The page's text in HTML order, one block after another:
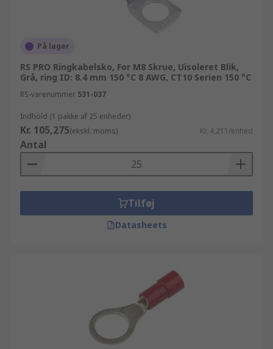
På lager
RS PRO Ringkabelsko, For M8 Skrue, Uisoleret Blik,
Grå, ring ID: 8.4 mm 150 °C 8 AWG, CT10 Serien 150 °C
RS-varenummer 531-037
Indhold (1 pakke af 25 enheder)
Kr. 105,275(ekskl. moms) Kr. 4,211/enhed
Antal
Tilføj
Datasheets